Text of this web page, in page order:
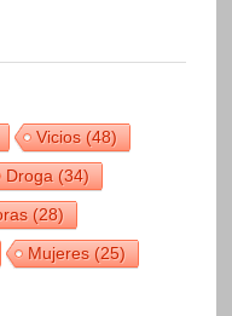
Vicios(48)
Droga(34)
(28)
Mujeres(25)